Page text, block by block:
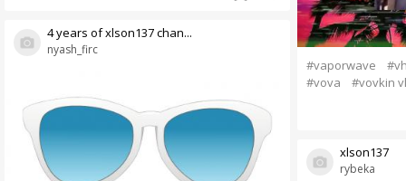
nyash_firc
4 years of xlson137 chan...
#vaporwave
#vova
#vovkin
rybeka
xlson137